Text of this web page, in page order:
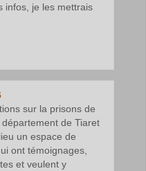
infos, je les mettrais
sur la prisons de
de Tiaret
un espace de
ont témoignages,
et veulent y